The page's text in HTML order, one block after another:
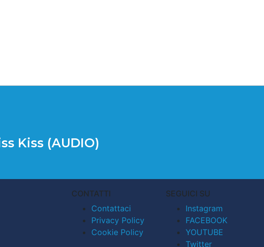
Kiss (AUDIO)
CONTATTI
Contattaci
Privacy Policy
Cookie Policy
SEGUICI SU
Instagram
FACEBOOK
YOUTUBE
Twitter